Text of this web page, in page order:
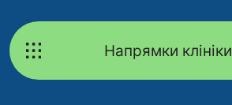
Напрямки клініки